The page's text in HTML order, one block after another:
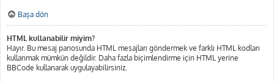
Başa dön
HTML kullanabilir miyim?
Hayır. Bu mesaj panosunda HTML mesajları göndermek ve farklı HTML kodları
kullanmak mümkün değildir. Daha fazla biçimlendirme için HTML yerine
BBCode kullanarak uygulayabilirsiniz.